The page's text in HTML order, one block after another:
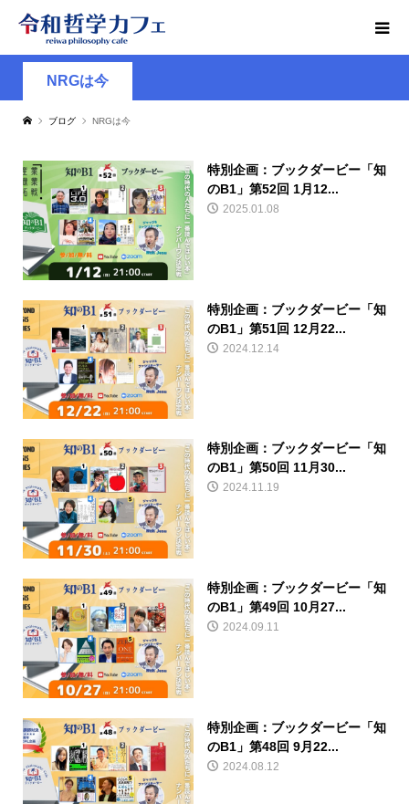
NRGは今
ブログ NRGは今
特別企画：ブックダービー「知
のB1」第52回 1月12...
2025.01.08
特別企画：ブックダービー「知
のB1」第51回 12月22...
2024.12.14
特別企画：ブックダービー「知
のB1」第50回 11月30...
2024.11.19
特別企画：ブックダービー「知
のB1」第49回 10月27...
2024.09.11
特別企画：ブックダービー「知
のB1」第48回 9月22...
2024.08.12